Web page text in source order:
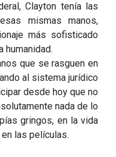
Clayton tenía las
mismas manos,
más sofisticado
humanidad.
que se rasguen en
al sistema jurídico
desde hoy que no
nada de lo
gringos, en la vida
las películas.